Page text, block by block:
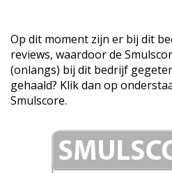
Op dit moment zijn er bij dit
reviews, waardoor de
(onlangs) bij dit bedrijf
gehaald? Klik dan op
Smulscore.